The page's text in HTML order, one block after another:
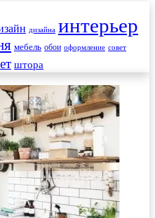
дизайна интерьер
мебель обои оформление совет
штора